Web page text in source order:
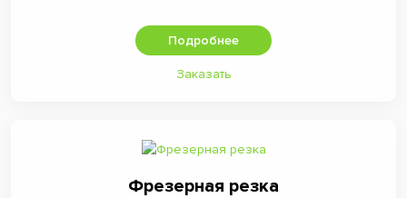
Подробнее
Заказать
Фрезерная резка